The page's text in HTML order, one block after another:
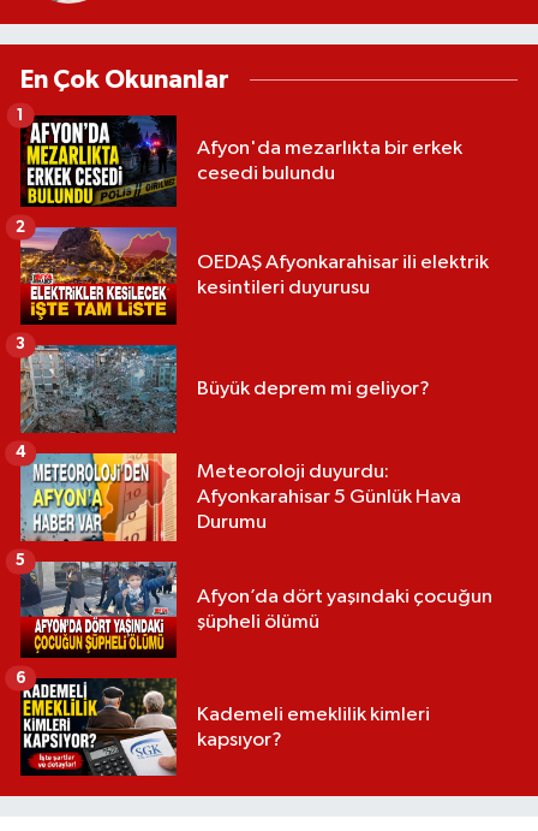
En Çok Okunanlar
Afyon'da mezarlıkta bir erkek
cesedi bulundu
1
OEDAŞ Afyonkarahisar ili elektrik
kesintileri duyurusu
2
Büyük deprem mi geliyor?
3
Meteoroloji duyurdu:
Afyonkarahisar 5 Günlük Hava
Durumu
4
Afyon’da dört yaşındaki çocuğun
şüpheli ölümü
5
Kademeli emeklilik kimleri
kapsıyor?
6